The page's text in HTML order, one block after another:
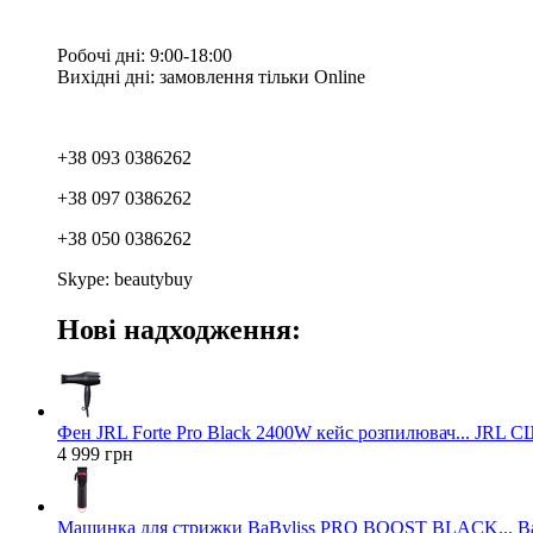
Робочі дні: 9:00-18:00
Вихідні дні: замовлення тільки Online
+38 093 0386262
+38 097 0386262
+38 050 0386262
Skype: beautybuy
Нові надходження:
Фен JRL Forte Pro Black 2400W кейс розпилювач... JRL
4 999 грн
Машинка для стрижки BaByliss PRO BOOST BLACK...